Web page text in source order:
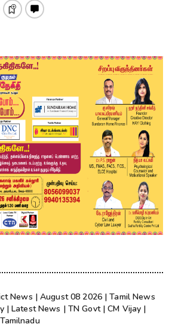
News | August 08 2026 | Tamil News
| Latest News | TN Govt | CM Vijay |